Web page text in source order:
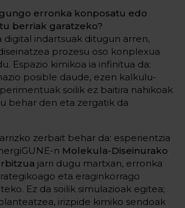
erronka konposatu edo
berriak garatzeko?
digital indartsuak ditugun arren,
prozesu oso konplexua
Espazio kimikoa ia infinitua da:
posible daude, ezen kalkulu-
soilik ez baitira nahikoak
behar den eta zergatik da
zerbait behar da: esperientzia
n Molekula-Diseinurako
jarri dugu martxan, erronka
eta eraginkorrago
Ez da soilik simulazioak egitea;
irizpide kimiko sendoak